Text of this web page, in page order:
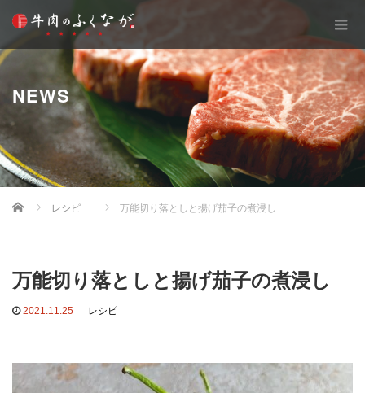
NEWS
Home レシピ 万能切り落としと揚げ茄子の煮浸し
万能切り落としと揚げ茄子の煮浸し
2021.11.25 レシピ